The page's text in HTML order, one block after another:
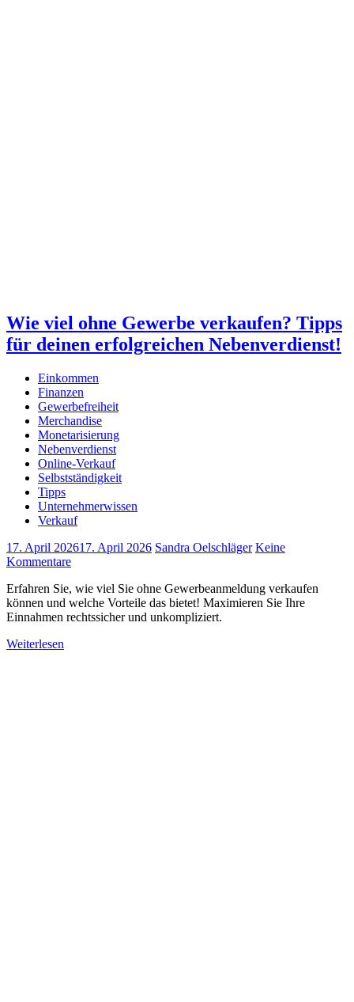
Wie viel ohne Gewerbe verkaufen? Tipps
für deinen erfolgreichen Nebenverdienst!
Einkommen
Finanzen
Gewerbefreiheit
Merchandise
Monetarisierung
Nebenverdienst
Online-Verkauf
Selbstständigkeit
Tipps
Unternehmerwissen
Verkauf
17. April 202617. April 2026 Sandra Oelschläger Keine
Kommentare
Erfahren Sie, wie viel Sie ohne Gewerbeanmeldung verkaufen
können und welche Vorteile das bietet! Maximieren Sie Ihre
Einnahmen rechtssicher und unkompliziert.
Weiterlesen